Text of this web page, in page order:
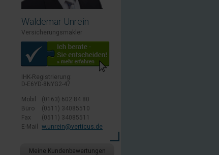
Waldemar Unrein
Versicherungsmakler
IHK-Registrierung:
D-E6YD-8NYG2-47
Mobil
(0163) 602 84 80
Büro
(0511) 34085510
Fax
(0511) 34085511
E-Mail
w.unrein@verticus.de
Meine Kundenbewertungen